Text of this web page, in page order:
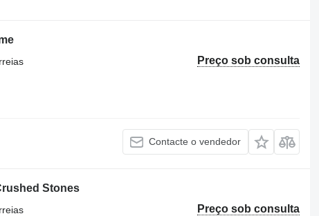
Preço sob consulta
Contacte o vendedor
Stones
Preço sob consulta